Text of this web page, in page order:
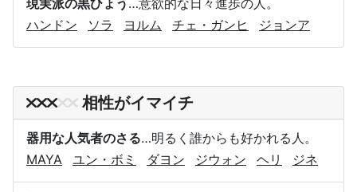
現実派の黒ひょう …意欲的な日々進歩の人。
ハンドン
ソラ ヨルム チェ・ガンヒ ジョンア
相性がイマイチ
器用な人気者のさる…明るく誰からも好かれる人。
MAYA
ユン・ボミ ダヨン ジウォン ヘリ ジネ